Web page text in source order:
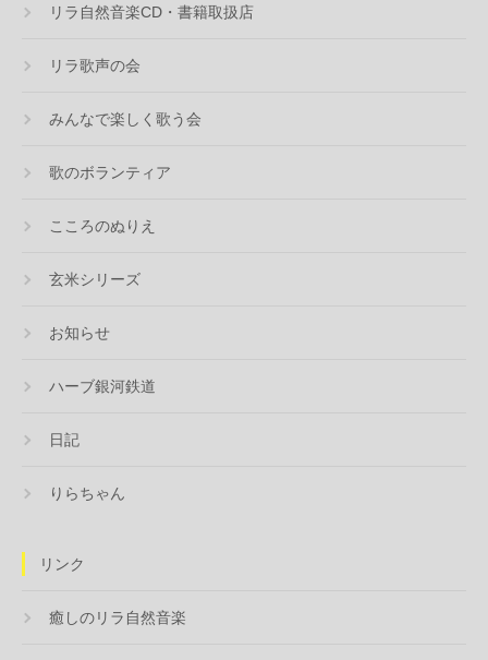
リラ自然音楽CD・書籍取扱店
リラ歌声の会
みんなで楽しく歌う会
歌のボランティア
こころのぬりえ
玄米シリーズ
お知らせ
ハーブ銀河鉄道
日記
りらちゃん
リンク
癒しのリラ自然音楽